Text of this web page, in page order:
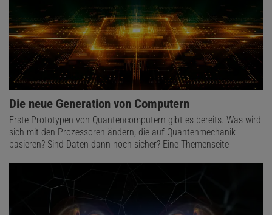
Die neue Generation von Computern
Erste Prototypen von Quantencomputern gibt es bereits. Was wird
sich mit den Prozessoren ändern, die auf Quantenmechanik
basieren? Sind Daten dann noch sicher? Eine Themenseite